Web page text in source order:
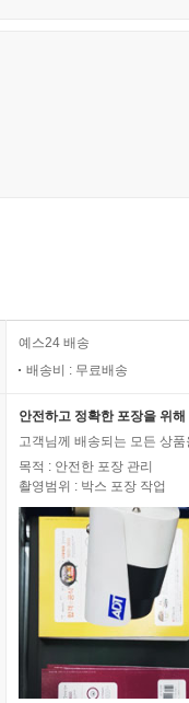
예스24 배송
배송비 : 무료배송
안전하고 정확한 포장을 위
고객님께 배송되는 모든 상
목적 : 안전한 포장 관리
촬영범위 : 박스 포장 작업